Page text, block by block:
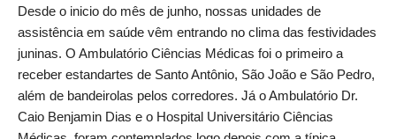
Desde o inicio do mês de junho, nossas unidades de
assistência em saúde vêm entrando no clima das festividades
juninas. O Ambulatório Ciências Médicas foi o primeiro a
receber estandartes de Santo Antônio, São João e São Pedro,
além de bandeirolas pelos corredores. Já o Ambulatório Dr.
Caio Benjamin Dias e o Hospital Universitário Ciências